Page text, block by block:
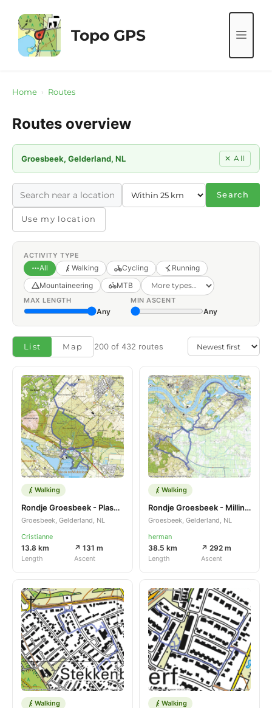
content
Topo GPS
Home › Routes
Routes overview
Groesbeek, Gelderland, NL ✕ All
Search
Use my location
ACTIVITY TYPE
All Walking Cycling
Running
Mountaineering
MTB
MAX LENGTH
Any
MIN ASCENT
Any
List Map 200 of 432 routes
Walking
Rondje Groesbeek - Plasmolen
Groesbeek, Gelderland, NL
Cristianne
13.8 km
Length
↗ 131 m
Ascent
Walking
Rondje Groesbeek - Millingen aan de Rijn
Groesbeek, Gelderland, NL
herman
38.5 km
Length
↗ 292 m
Ascent
Walking Walking